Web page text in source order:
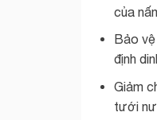
của
Bảo
định
Giảm
tưới